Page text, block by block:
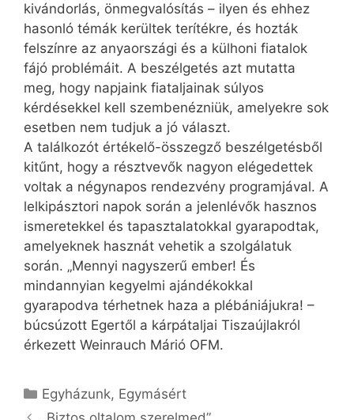
kivándorlás, önmegvalósítás – ilyen és ehhez
hasonló témák kerültek terítékre, és hozták
felszínre az anyaországi és a külhoni fiatalok
fájó problémáit. A beszélgetés azt mutatta
meg, hogy napjaink fiataljainak súlyos
kérdésekkel kell szembenézniük, amelyekre sok
esetben nem tudjuk a jó választ.
A találkozót értékelő-összegző beszélgetésből
kitűnt, hogy a résztvevők nagyon elégedettek
voltak a négynapos rendezvény programjával. A
lelkipásztori napok során a jelenlévők hasznos
ismeretekkel és tapasztalatokkal gyarapodtak,
amelyeknek hasznát vehetik a szolgálatuk
során. „Mennyi nagyszerű ember! És
mindannyian kegyelmi ajándékokkal
gyarapodva térhetnek haza a plébániájukra! –
búcsúzott Egertől a kárpátaljai Tisza­új­lakról
érkezett Wein­rauch Márió OFM.
Kategória
Egyházunk, Egymásért